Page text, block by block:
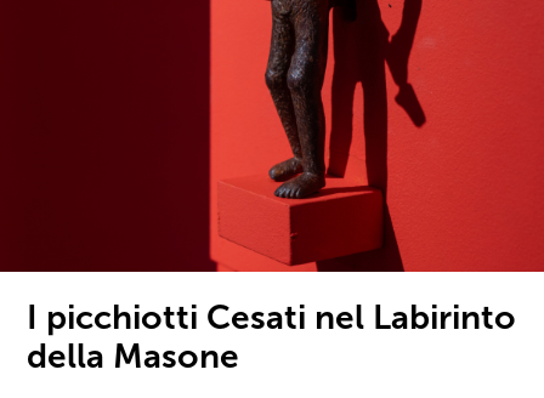
I picchiotti Cesati nel Labirinto
della Masone